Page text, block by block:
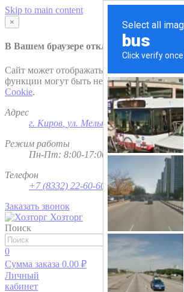
Skip to main content
×
В Вашем браузере отключена поддержка
Сайт может отображаться некорректно и/
функции могут быть недоступны.
Cookie.
Адрес
г. Киров ул. Мельничная, д. 1
Режим работы
Пн-Пт: 8:00-17:00; Сб - Вс -
Телефон
+7 (8332) 22-60-60
Заказать звонок
Хозторг
Поиск
Найти
0
Сумма заказа 0.00 ₽
Личный
кабинет